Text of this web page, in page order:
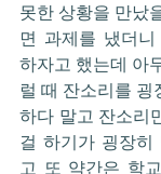
못한 상황을 만났
면 과제를 냈더
하자고 했는데 아
럴 때 잔소리를 굉
하다 말고 잔소리
걸 하기가 굉장히
고 또 약간은 학